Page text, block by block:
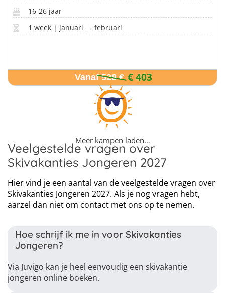
16-26 jaar
1 week | januari → februari
Vanaf 528 € € 403
Meer kampen laden…
Veelgestelde vragen over
Skivakanties Jongeren 2027
Hier vind je een aantal van de veelgestelde vragen over
Skivakanties Jongeren 2027. Als je nog vragen hebt,
aarzel dan niet om contact met ons op te nemen.
Hoe schrijf ik me in voor Skivakanties
Jongeren?
Via Juvigo kan je heel eenvoudig een skivakantie
jongeren online boeken.